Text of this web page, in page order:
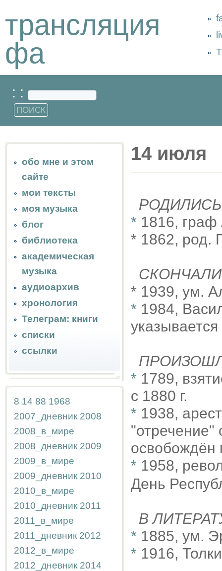
трансляция
фа
: :
обо мне и этом
сайте
мои тексты
моя музыка
блог
библиотека
академическая
музыка
аудиоархив
хронология
Телеграм: книги
списки
ссылки
8 14 88 1968
2007_дневник 2008
2008_в_мире
2008_дневник 2009
2009_в_мире
2009_дневник 2010
2010_в_мире
2010_дневник 2011
2011_в_мире
2011_дневник 2012
2012_в_мире
2012_дневник 2014
14 июля
РОДИЛИСЬ
* 1816, граф
* 1862, род.
* 1939, ум.
* 1984,
указывается
* 1789,
с 1880 г.
* 1938,
освобождён
* 1958,
День
В
* 1885, ум.
* 1916,